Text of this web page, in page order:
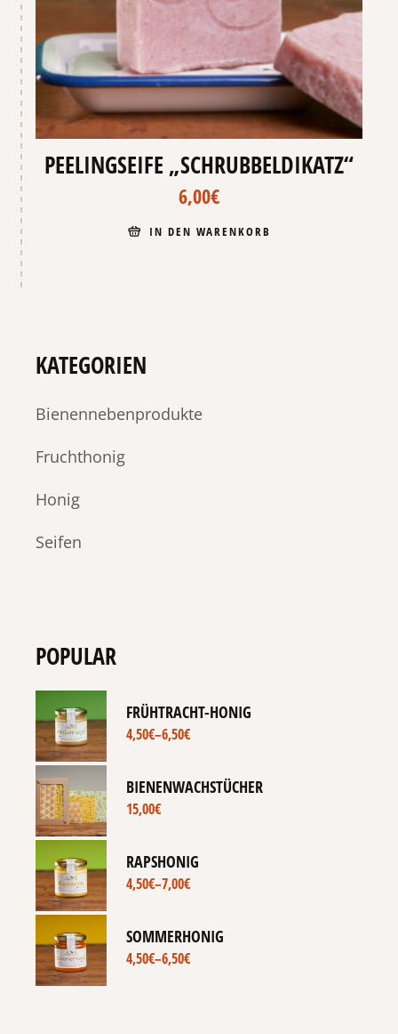
PEELINGSEIFE „SCHRUBBELDIKATZ“
6,00€
IN DEN WARENKORB
KATEGORIEN
Bienennebenprodukte
Fruchthonig
Honig
Seifen
POPULAR
FRÜHTRACHT-HONIG
4,50€–6,50€
BIENENWACHSTÜCHER
15,00€
RAPSHONIG
4,50€–7,00€
SOMMERHONIG
4,50€–6,50€